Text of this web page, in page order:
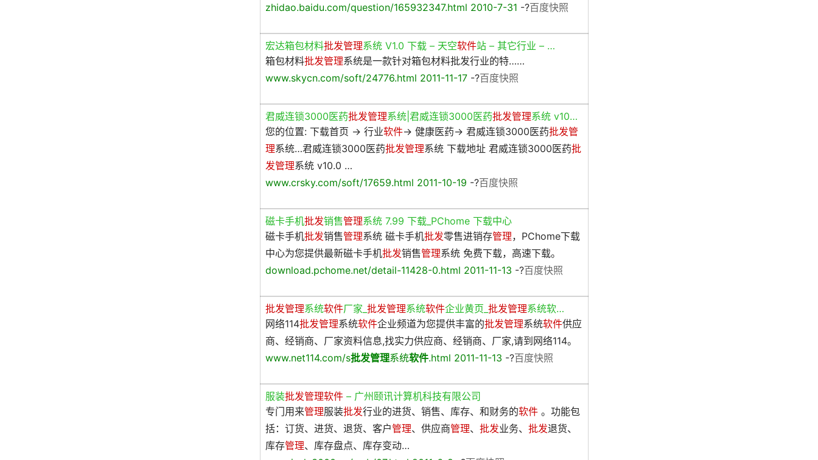
zhidao.baidu.com/question/165932347.html 2010-7-31 -?百度快照
宏达箱包材料批发管理系统 V1.0 下载 – 天空软件站 – 其它行业 – …
箱包材料批发管理系统是一款针对箱包材料批发行业的特……
www.skycn.com/soft/24776.html 2011-11-17 -?百度快照
君威连锁3000医药批发管理系统|君威连锁3000医药批发管理系统 v10…
您的位置: 下载首页 → 行业软件→ 健康医药→ 君威连锁3000医药批发管
理系统…君威连锁3000医药批发管理系统 下载地址 君威连锁3000医药批
发管理系统 v10.0 …
www.crsky.com/soft/17659.html 2011-10-19 -?百度快照
磁卡手机批发销售管理系统 7.99 下载_PChome 下载中心
磁卡手机批发销售管理系统 磁卡手机批发零售进销存管理，PChome下载
中心为您提供最新磁卡手机批发销售管理系统 免费下载，高速下载。
download.pchome.net/detail-11428-0.html 2011-11-13 -?百度快照
批发管理系统软件厂家_ 批发管理系统软件企业黄页_ 批发管理系统软…
网络114批发管理系统软件企业频道为您提供丰富的批发管理系统软件供应
商、经销商、厂家资料信息,找实力供应商、经销商、厂家,请到网络114。
www.net114.com/s批发管理系统软件.html 2011-11-13 -?百度快照
服装批发管理软件 – 广州颐讯计算机科技有限公司
专门用来管理服装批发行业的进货、销售、库存、和财务的软件 。功能包
括：订货、进货、退货、客户管理、供应商管理、 批发业务、 批发退货、
库存管理、库存盘点、库存变动…